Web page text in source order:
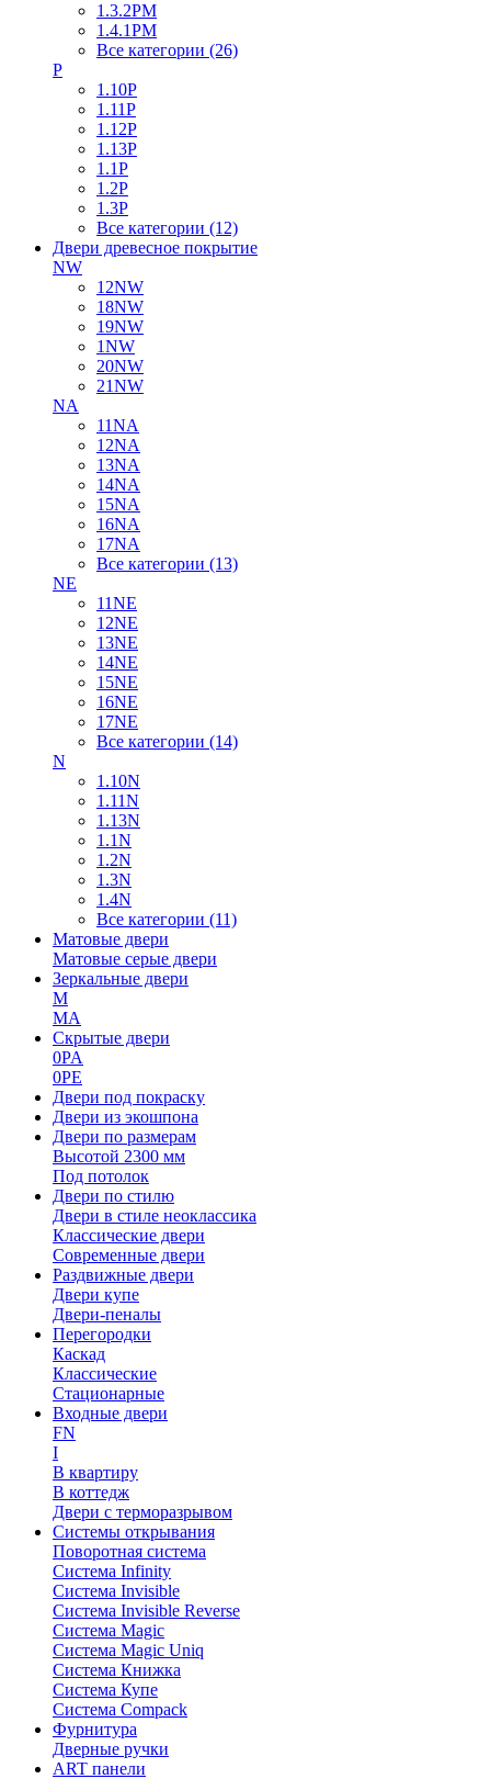
1.3.2PM
1.4.1PM
Все категории (26)
P
1.10P
1.11P
1.12P
1.13P
1.1P
1.2P
1.3P
Все категории (12)
Двери древесное покрытие
NW
12NW
18NW
19NW
1NW
20NW
21NW
NA
11NA
12NA
13NA
14NA
15NA
16NA
17NA
Все категории (13)
NE
11NE
12NE
13NE
14NE
15NE
16NE
17NE
Все категории (14)
N
1.10N
1.11N
1.13N
1.1N
1.2N
1.3N
1.4N
Все категории (11)
Матовые двери
Матовые серые двери
Зеркальные двери
M
MA
Скрытые двери
0PA
0PE
Двери под покраску
Двери из экошпона
Двери по размерам
Высотой 2300 мм
Под потолок
Двери по стилю
Двери в стиле неоклассика
Классические двери
Современные двери
Раздвижные двери
Двери купе
Двери-пеналы
Перегородки
Каскад
Классические
Стационарные
Входные двери
FN
I
В квартиру
В коттедж
Двери с терморазрывом
Системы открывания
Поворотная система
Система Infinity
Система Invisible
Система Invisible Reverse
Система Magic
Система Magic Uniq
Система Книжка
Система Купе
Система Compack
Фурнитура
Дверные ручки
ART панели